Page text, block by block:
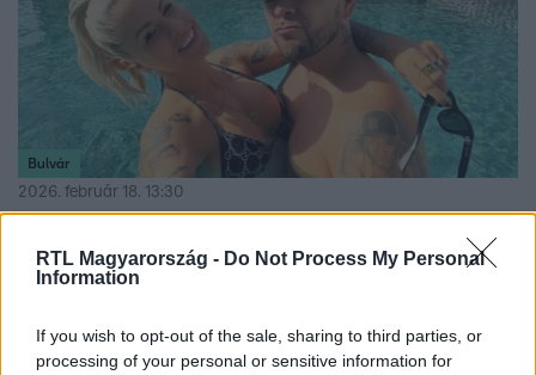
RTL Magyarország - Do Not Process My Personal
Information
If you wish to opt-out of the sale, sharing to third parties, or
processing of your personal or sensitive information for
Bulvár
2026. február 18. 13:30
különleges meglepetéssel készült férjének
számított!